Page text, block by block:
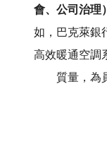
會、公司治理
如，巴克萊銀
高效暖通空調
質量，為